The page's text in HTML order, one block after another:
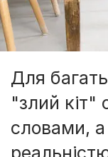
Для
"злий кіт"
словами,